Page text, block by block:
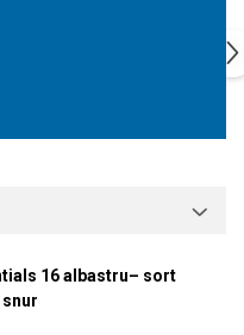
16 albastru– sort